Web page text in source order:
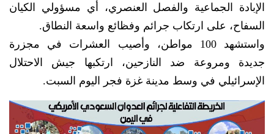
الإبادة الجماعية والفصل العنصري، أي مسؤولي الكيان
السفاح، على ارتكاب جرائم وفظائع واسعة النطاق.
واستشهد 100 مواطن، وأصيب العشرات في مجزرة
جديدة ومروعة ضد النازحين، ارتكبها جيش الاحتلال
الإسرائيلي في وسط مدينة غزة فجر اليوم السبت.